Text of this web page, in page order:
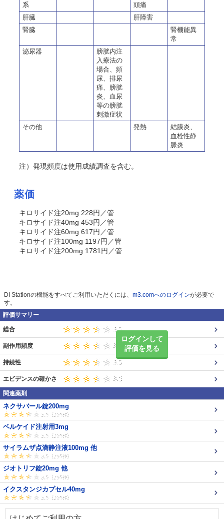
系
頭痛
肝臓
肝障害
腎臓
腎機能異
常
泌尿器
膀胱内注
入療法の
場合、頻
尿、排尿
痛、膀胱
炎、血尿
等の膀胱
刺激症状
その他
発熱
結膜炎、
血栓性静
脈炎
注）発現頻度は使用成績調査を含む。
薬価
キロサイド注20mg 228円／管
キロサイド注40mg 453円／管
キロサイド注60mg 617円／管
キロサイド注100mg 1197円／管
キロサイド注200mg 1781円／管
DI Stationの機能をすべてご利用いただくには、 m3.comへのログインが必要で
す。
評価サマリー
ログインして
評価を見る
総合
副作用頻度
持続性
エビデンスの確かさ
関連薬剤
ネクサバール錠200mg
ベルケイド注射用3mg
サイラムザ点滴静注液100mg 他
ジオトリフ錠20mg 他
イクスタンジカプセル40mg